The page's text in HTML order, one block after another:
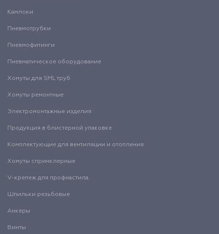
Камлоки
Пневмотрубки
Пневмофитинги
Пневматическое оборудование
Хомуты для SML труб
Хомуты ремонтные
Электромонтажные изделия
Продукция в блистерной упаковке
Комплектующие для вентиляции и отопления
Хомуты спринклерные
V-крепеж для профнастила
Шпильки резьбовые
Анкеры
Винты